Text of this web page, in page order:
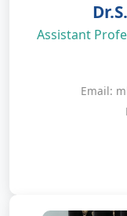
Assistant
Email: